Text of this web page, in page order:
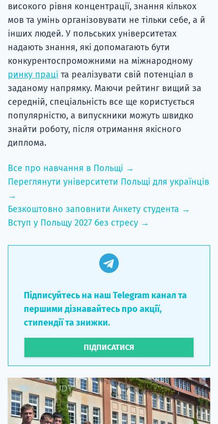
високого рівня концентрації, знання кількох
мов та умінь організовувати не тільки себе, а й
інших людей. У польських університетах
надають знання, які допомагають бути
конкурентоспроможними на міжнародному
ринку праці та реалізувати свій потенціал в
заданому напрямку. Маючи рейтинг вищий за
середній, спеціальність все ще користується
популярністю, а випускники можуть швидко
знайти роботу, після отримання якісного
диплома.
Все про навчання в Польщі →
Переглянути університети Польщі для українців
→
Безкоштовно заповнити Анкету студента →
Вступ у Польщу 2027 без стресу →
Підписуйтесь на наш Telegram канал та
першими дізнавайтесь про акції,
стипендії та знижки.
ПІДПИСАТИСЯ